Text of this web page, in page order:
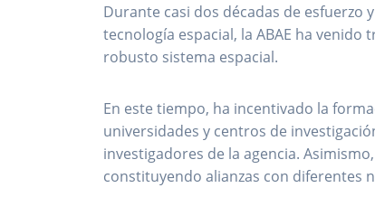
Durante casi dos décadas de esfuerzo
tecnología espacial, la ABAE ha
robusto sistema espacial.
En este tiempo, ha incentivado la
universidades y centros de
investigadores de la agencia.
constituyendo alianzas con diferentes